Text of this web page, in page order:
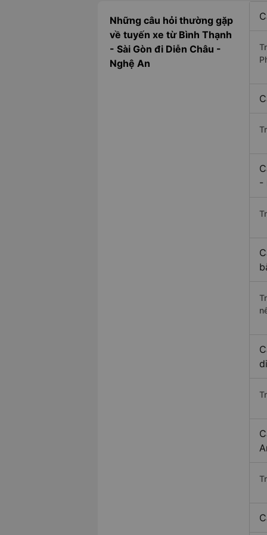
Những câu hỏi thường gặp
về tuyến xe từ Bình Thạnh
- Sài Gòn đi Diễn Châu -
Nghệ An
-